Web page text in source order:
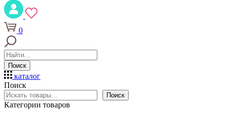
0
Поиск
каталог
Поиск
Поиск
Категории товаров